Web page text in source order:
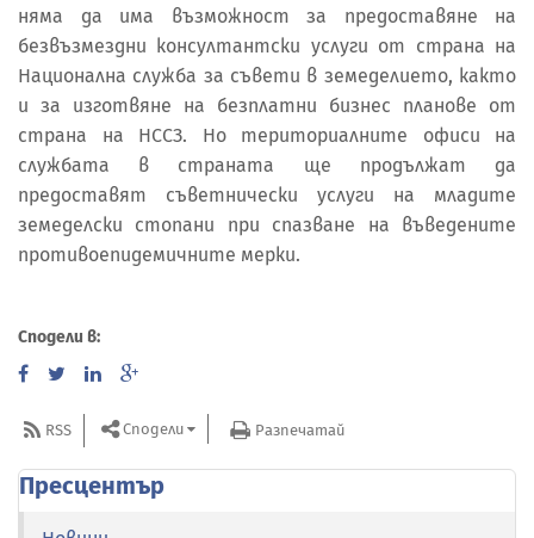
няма да има възможност за предоставяне на
безвъзмездни консултантски услуги от страна на
Национална служба за съвети в земеделието, както
и за изготвяне на безплатни бизнес планове от
страна на НССЗ. Но териториалните офиси на
службата в страната ще продължат да
предоставят съветнически услуги на младите
земеделски стопани при спазване на въведените
противоепидемичните мерки.
Сподели в:
RSS Сподели Разпечатай
Пресцентър